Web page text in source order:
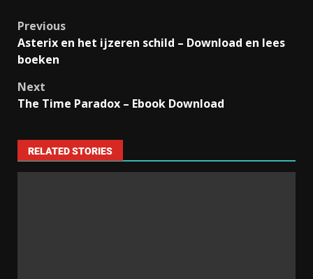
Previous
Asterix en het ijzeren schild – Download en lees
boeken
Next
The Time Paradox – Ebook Download
RELATED STORIES